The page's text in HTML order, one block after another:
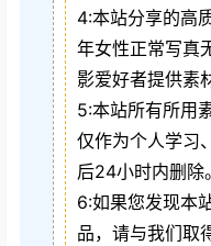
4:本站分享的高
年女性正常写真
影爱好者提供素
5:本站所有所用
仅作为个人学习
后24小时内删除。
6:如果您发现本
品，请与我们取